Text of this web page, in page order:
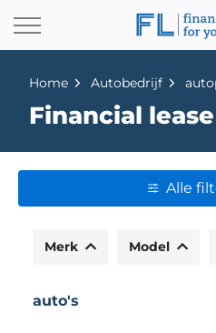
Home Autobedrijf
Financial lease
Alle
Merk Model
auto's